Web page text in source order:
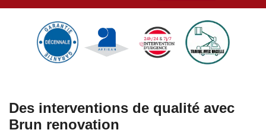
Des interventions de qualité avec
Brun renovation